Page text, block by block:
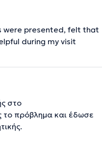
were presented, felt that
during my visit
στο
το πρόβλημα και έδωσε